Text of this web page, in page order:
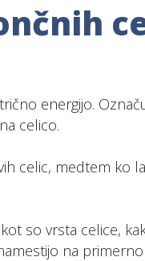
energijo.
celico.
celic, medtem
so vrsta celice,
na